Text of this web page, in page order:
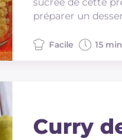
préparer un
Facile 15 min
Curry